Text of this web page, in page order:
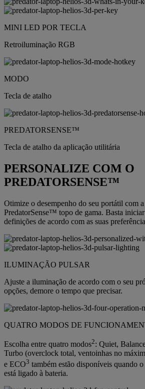
MINI LED POR TECLA
Retroiluminação RGB
MODO
Tecla de atalho
PREDATORSENSE™
Tecla de atalho da aplicação utilitária
PERSONALIZE COM O
PREDATORSENSE™
Otimize o desempenho do seu portátil com
PredatorSense™ topo de gama. Basta
definições de acordo com as suas
ILUMINAÇÃO PULSAR
Ajuste a iluminação de acordo com o seu
opções, demore o tempo que precisar.
QUATRO MODOS DE
Escolha entre quatro modos2: Quiet,
Turbo (overclock total, ventoinhas no
e ECO3 também estão disponíveis quando
está ligado à bateria.